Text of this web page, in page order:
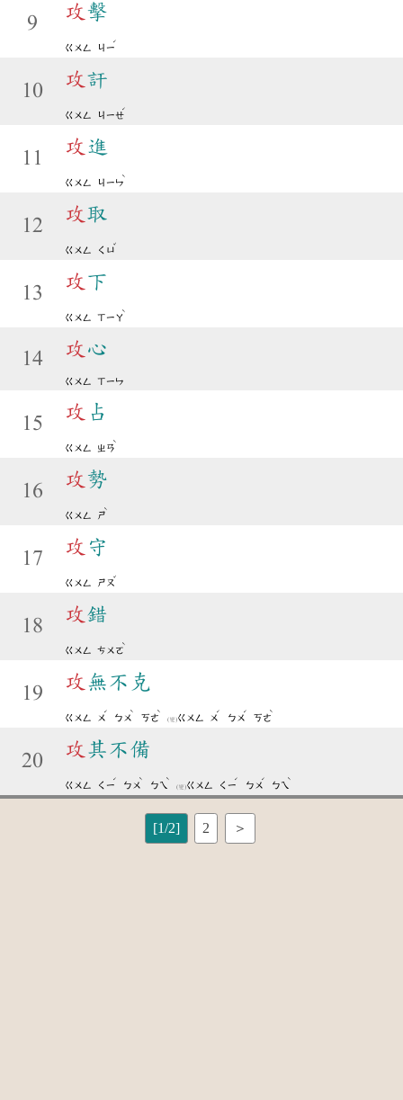
9
攻 擊
ㄍㄨㄥ ㄐㄧ
ˊ
10
攻 訐
ㄍㄨㄥ ㄐㄧㄝ
ˊ
11
攻 進
ㄍㄨㄥ ㄐㄧㄣ
ˋ
12
攻 取
ㄍㄨㄥ ㄑㄩ
ˇ
13
攻 下
ㄍㄨㄥ ㄒㄧㄚ
ˋ
14 攻 心
ㄍㄨㄥ ㄒㄧㄣ
15
攻 占
ㄍㄨㄥ ㄓㄢ
ˋ
16
攻 勢
ㄍㄨㄥ ㄕ
ˋ
17
攻 守
ㄍㄨㄥ ㄕㄡ
ˇ
18
攻 錯
ㄍㄨㄥ ㄘㄨㄛ
ˋ
19
攻 無不克
ㄍㄨㄥ ㄨ
ˊ
ㄅㄨ
ˋ
ㄎㄜ
ˋ
(變)ㄍㄨㄥ ㄨ
ˊ
ㄅㄨ
ˊ
ㄎㄜ
ˋ
20
攻 其不備
ㄍㄨㄥ ㄑㄧ
ˊ
ㄅㄨ
ˋ
ㄅㄟ
ˋ
(變)ㄍㄨㄥ ㄑㄧ
ˊ
ㄅㄨ
ˊ
ㄅㄟ
ˋ
[1/2] 2 ＞